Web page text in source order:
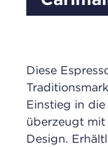
Diese
Einstieg in
überzeugt mit
Design.